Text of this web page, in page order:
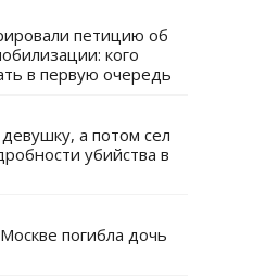
петицию об
кого
в первую очередь
а потом сел
убийства в
погибла дочь